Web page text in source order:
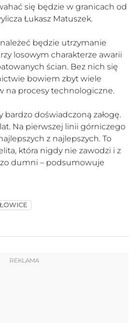
się będzie w granicach od
Łukasz Matuszek.
będzie utrzymanie
losowym charakterze awarii
ścian. Bez nich się
bowiem zbyt wiele
na procesy technologiczne.
bardzo doświadczoną załogę.
Na pierwszej linii górniczego
z najlepszych. To
która nigdy nie zawodzi i z
dumni – podsumowuje
REKLAMA